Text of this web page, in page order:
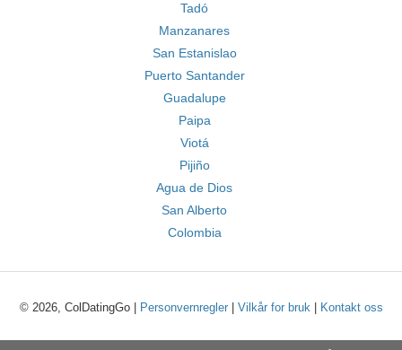
Tadó
Manzanares
San Estanislao
Puerto Santander
Guadalupe
Paipa
Viotá
Pijiño
Agua de Dios
San Alberto
Colombia
© 2026, ColDatingGo | Personvernregler| Vilkår for bruk| Kontakt oss